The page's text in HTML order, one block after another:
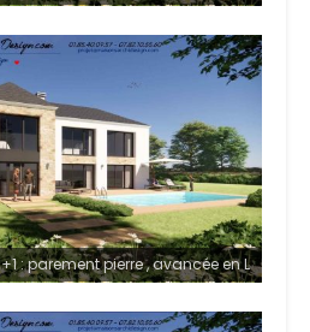
: parement pierre , avancée en L